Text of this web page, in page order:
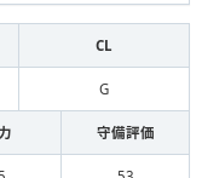
CL
G
守備評価